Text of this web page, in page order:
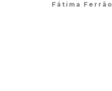
Fátima Ferrão